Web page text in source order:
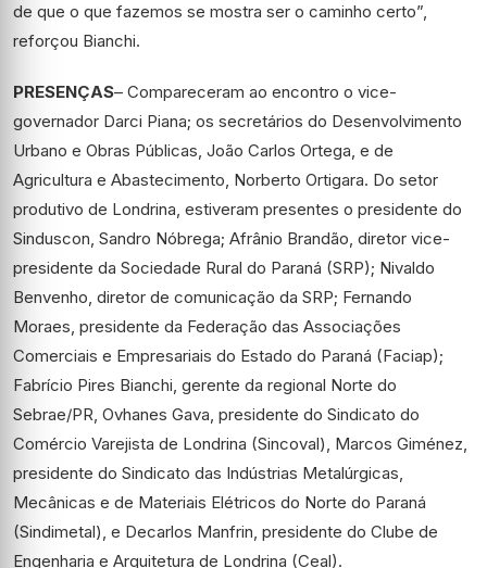
de que o que fazemos se mostra ser o caminho certo”,
reforçou Bianchi.
PRESENÇAS– Compareceram ao encontro o vice-
governador Darci Piana; os secretários do Desenvolvimento
Urbano e Obras Públicas, João Carlos Ortega, e de
Agricultura e Abastecimento, Norberto Ortigara. Do setor
produtivo de Londrina, estiveram presentes o presidente do
Sinduscon, Sandro Nóbrega; Afrânio Brandão, diretor vice-
presidente da Sociedade Rural do Paraná (SRP); Nivaldo
Benvenho, diretor de comunicação da SRP; Fernando
Moraes, presidente da Federação das Associações
Comerciais e Empresariais do Estado do Paraná (Faciap);
Fabrício Pires Bianchi, gerente da regional Norte do
Sebrae/PR, Ovhanes Gava, presidente do Sindicato do
Comércio Varejista de Londrina (Sincoval), Marcos Giménez,
presidente do Sindicato das Indústrias Metalúrgicas,
Mecânicas e de Materiais Elétricos do Norte do Paraná
(Sindimetal), e Decarlos Manfrin, presidente do Clube de
Engenharia e Arquitetura de Londrina (Ceal).